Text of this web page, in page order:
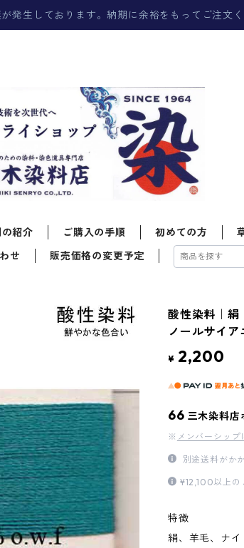
発生しております。納期に余裕をもってご注文く
紹介 ご購入の手順 初めての方
せ 販売価格の変更予定
酸性染料｜
ノールサイア
¥ 2,200
66 三木染料店
※ メンバーシップ
別途送料がか
¥12,100以上の
特徴
絹、羊毛、ナ